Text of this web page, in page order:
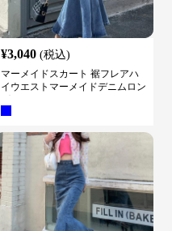
¥3,040 (税込)
マーメイドスカート 裾フレアハ
イウエストマーメイドデニムロン